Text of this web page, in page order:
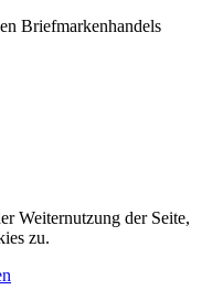
Briefmarkenhandels
Weiternutzung der Seite,
zu.